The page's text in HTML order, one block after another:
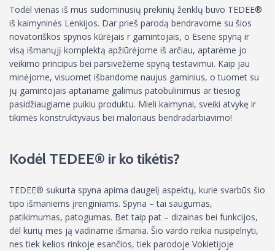
Todėl vienas iš mus sudominusių prekinių ženklų buvo TEDEE®
iš kaimyninės Lenkijos. Dar prieš parodą bendravome su šios
novatoriškos spynos kūrėjais r gamintojais, o Esene spyną ir
visą išmanųjį komplektą apžiūrėjome iš arčiau, aptarėme jo
veikimo principus bei parsivežėme spyną testavimui. Kaip jau
minėjome, visuomet išbandome naujus gaminius, o tuomet su
jų gamintojais aptariame galimus patobulinimus ar tiesiog
pasidžiaugiame puikiu produktu. Mieli kaimynai, sveiki atvykę ir
tikimės konstruktyvaus bei malonaus bendradarbiavimo!
Kodėl TEDEE® ir ko tikėtis?
TEDEE® sukurta spyna apima daugelį aspektų, kurie svarbūs šio
tipo išmaniems įrenginiams. Spyna – tai saugumas,
patikimumas, patogumas. Bet taip pat – dizainas bei funkcijos,
dėl kurių mes ją vadiname išmania. Šio vardo reikia nusipelnyti,
nes tiek kelios rinkoje esančios, tiek parodoje Vokietijoje